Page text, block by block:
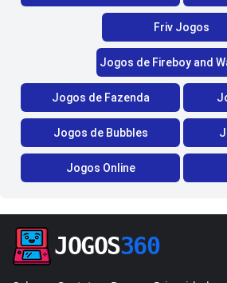
Friv Jogos
Jogos de Fireboy and
Jogos de Fazenda
Jogos de Bubbles
Jogos Online
JOGOS360